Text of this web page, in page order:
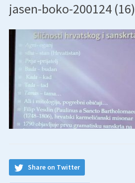
jasen-boko-200124 (16)
Share on Twitter